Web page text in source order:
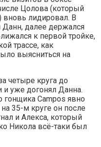
Цолова (который
вновь лидировал. В
Данн, далее держался
к первой тройке,
трассе, как
выясниться на
четыре круга до
уже догонял Данна.
гонщика Campos явно
35-м круге он после
и Алекса, который
Никола всё-таки был